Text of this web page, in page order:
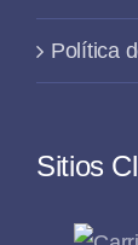
Política
Sitios